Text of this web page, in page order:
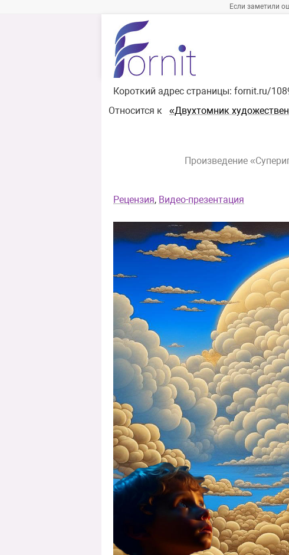
Если заметили
Короткий адрес страницы: fornit.ru/
Относится к «Двухтомник
Произведение
Рецензия, Видео-презентация